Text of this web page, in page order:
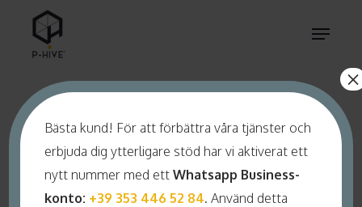
Menu
INFINITY
DADANT US
Bästa kund! För att förbättra våra tjänster och
erbjuda dig ytterligare stöd har vi aktiverat ett
nytt nummer med ettWhatsapp Business-
konto: +39 353 446 52 84. Använd detta
×